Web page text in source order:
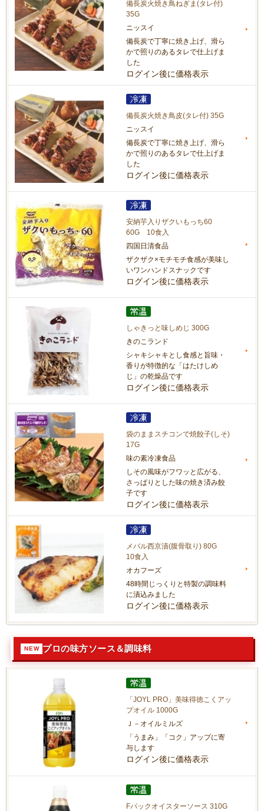
備長炭火焼き鳥ねぎま(タレ付)
35G
ニッスイ
備長炭で丁寧に焼き上げ、滑ら
かで照りのあるタレで仕上げま
した
ログイン後に価格表示
備長炭火焼き鳥皮(タレ付) 35G
ニッスイ
備長炭で丁寧に焼き上げ、滑ら
かで照りのあるタレで仕上げま
した
ログイン後に価格表示
安納芋入りザクいもっち60
60G 10食入
四国日清食品
ザクザク×モチモチ食感が美味し
いワンハンドスナックです
ログイン後に価格表示
しゃきっと味しめじ 300G
きのこランド
シャキシャキとし食感と旨味・
香りが特徴的な「はたけしめ
じ」の乾燥品です
ログイン後に価格表示
袋のままスチコンで焼餃子(しそ)
17G
味の素冷凍食品
しその風味がフワッと広がる、
さっぱりとした味の焼き済み餃
子です
ログイン後に価格表示
メバル西京漬(腹骨取り) 80G
10食入
オカフーズ
48時間じっくりと特製の調味料
に漬込みました
ログイン後に価格表示
プロの味方ソース＆調味料
「JOYL PRO」美味得徳こくアッ
プオイル 1000G
Ｊ－オイルミルズ
「うまみ」「コク」アップに寄
与します
ログイン後に価格表示
Fパックオイスターソース 310G